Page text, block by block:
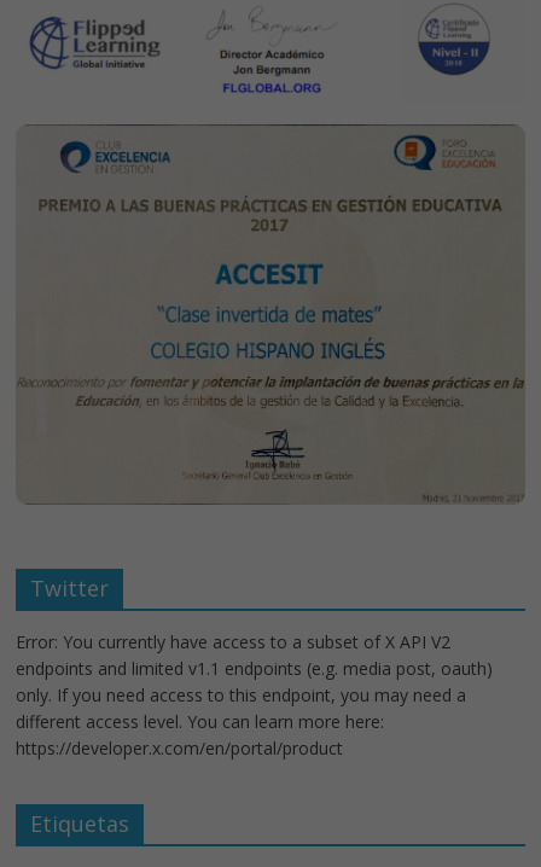
Twitter
Error: You currently have access to a subset of X API V2
endpoints and limited v1.1 endpoints (e.g. media post, oauth)
only. If you need access to this endpoint, you may need a
different access level. You can learn more here:
https://developer.x.com/en/portal/product
Etiquetas